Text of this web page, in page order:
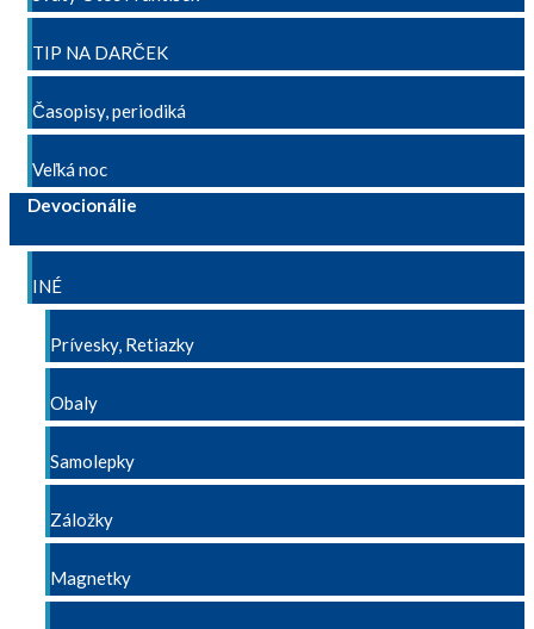
TIP NA DARČEK
Časopisy, periodiká
Veľká noc
Devocionálie
INÉ
Prívesky, Retiazky
Obaly
Samolepky
Záložky
Magnetky